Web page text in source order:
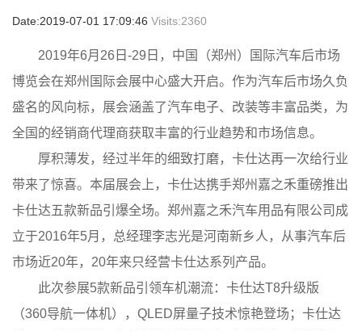
Date:2019-07-01 17:09:46 Visits:2360
2019年6月26日-29日，中国（郑州）国际汽车后市场
博览会在郑州国际会展中心盛大开启。作为汽车后市场久负
盛名的风向标，展会涵盖了汽车电子、改装等丰富品类，为
全国的经销商代理商获取丰富的行业趋势和市场信息。
厚积薄发，经过半年的细致打磨，卡仕达再一次给行业
带来了惊喜。本届展会上，卡仕达携手郑州嘉之禾重磅推出
卡仕达五款新品引爆全场。郑州嘉之禾汽车用品有限公司成
立于2016年5月，总经理李志光是河南新乡人，从事汽车后
市场近20年，20年来只经营卡仕达系列产品。
此次参展5款新品引领车机潮流：卡仕达T8升级版
（360导航一体机），QLED屏量子技术惊艳登场；卡仕达